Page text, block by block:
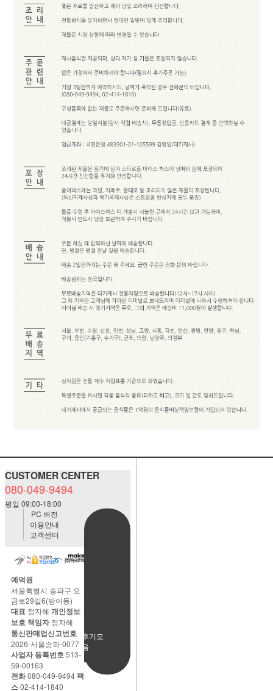
CUSTOMER CENTER
080-049-9494
평일 09:00-18:00
사용후기모
음
PC 버전
이용안내
고객센터
예덕원
서울특별시 송파구 오
금로29길6(방이동)
대표 정자혜 개인정보
보호 책임자정자혜
통신판매업신고번호
2026-서울송파-0077
사업자 등록번호513-
59-00163
전화080-049-9494팩
스02-414-1840